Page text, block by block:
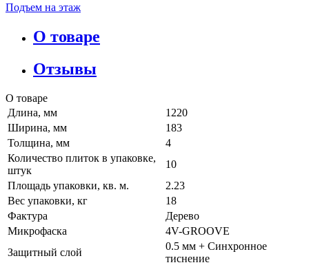
Подъем на этаж
О товаре
Отзывы
О товаре
Длина, мм
1220
Ширина, мм
183
Толщина, мм
4
Количество плиток в упаковке,
штук
10
Площадь упаковки, кв. м.
2.23
Вес упаковки, кг
18
Фактура
Дерево
Микрофаска
4V-GROOVE
Защитный слой
0.5 мм + Cинхронное
тиснение